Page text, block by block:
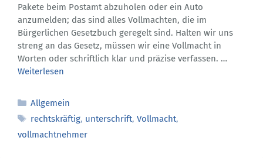
Pakete beim Postamt abzuholen oder ein Auto
anzumelden; das sind alles Vollmachten, die im
Bürgerlichen Gesetzbuch geregelt sind. Halten wir uns
streng an das Gesetz, müssen wir eine Vollmacht in
Worten oder schriftlich klar und präzise verfassen. …
Weiterlesen
Kategorien
Allgemein
Schlagwörter
rechtskräftig, unterschrift, Vollmacht,
vollmachtnehmer